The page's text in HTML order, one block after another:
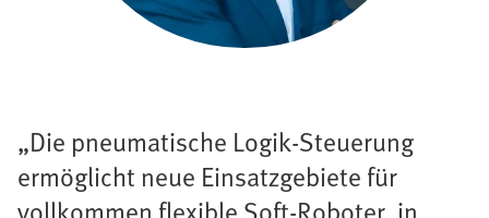
„Die pneumatische Logik-Steuerung
ermöglicht neue Einsatzgebiete für